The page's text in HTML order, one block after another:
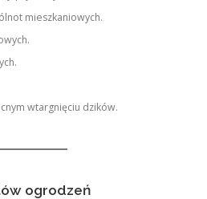
mieszkaniowych.
wtargnięciu dzików.
ogrodzeń